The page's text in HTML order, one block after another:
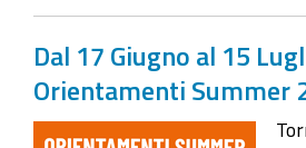
Dal 17 Giugno al 15
Orientamenti Summer